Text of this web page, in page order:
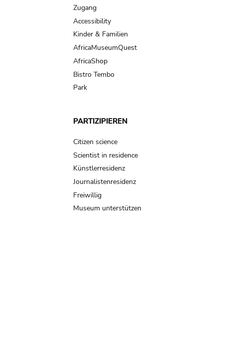
Zugang
Accessibility
Kinder & Familien
AfricaMuseumQuest
AfricaShop
Bistro Tembo
Park
PARTIZIPIEREN
Citizen science
Scientist in residence
Künstlerresidenz
Journalistenresidenz
Freiwillig
Museum unterstützen